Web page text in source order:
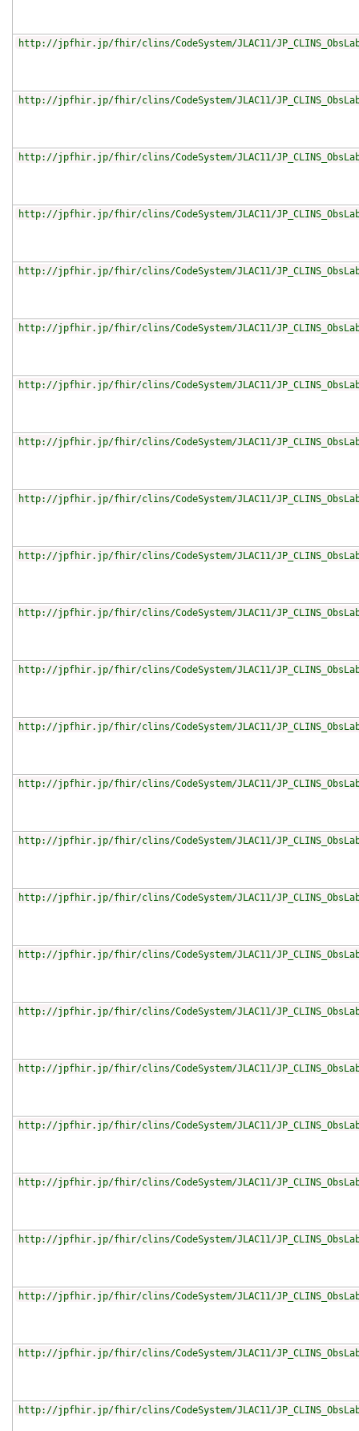
http://jpfhir.jp/fhir/clins/CodeSystem/JLAC11/
http://jpfhir.jp/fhir/clins/CodeSystem/JLAC11/
http://jpfhir.jp/fhir/clins/CodeSystem/JLAC11/
http://jpfhir.jp/fhir/clins/CodeSystem/JLAC11/
http://jpfhir.jp/fhir/clins/CodeSystem/JLAC11/
http://jpfhir.jp/fhir/clins/CodeSystem/JLAC11/
http://jpfhir.jp/fhir/clins/CodeSystem/JLAC11/
http://jpfhir.jp/fhir/clins/CodeSystem/JLAC11/
http://jpfhir.jp/fhir/clins/CodeSystem/JLAC11/
http://jpfhir.jp/fhir/clins/CodeSystem/JLAC11/
http://jpfhir.jp/fhir/clins/CodeSystem/JLAC11/
http://jpfhir.jp/fhir/clins/CodeSystem/JLAC11/
http://jpfhir.jp/fhir/clins/CodeSystem/JLAC11/
http://jpfhir.jp/fhir/clins/CodeSystem/JLAC11/
http://jpfhir.jp/fhir/clins/CodeSystem/JLAC11/
http://jpfhir.jp/fhir/clins/CodeSystem/JLAC11/
http://jpfhir.jp/fhir/clins/CodeSystem/JLAC11/
http://jpfhir.jp/fhir/clins/CodeSystem/JLAC11/
http://jpfhir.jp/fhir/clins/CodeSystem/JLAC11/
http://jpfhir.jp/fhir/clins/CodeSystem/JLAC11/
http://jpfhir.jp/fhir/clins/CodeSystem/JLAC11/
http://jpfhir.jp/fhir/clins/CodeSystem/JLAC11/
http://jpfhir.jp/fhir/clins/CodeSystem/JLAC11/
http://jpfhir.jp/fhir/clins/CodeSystem/JLAC11/
http://jpfhir.jp/fhir/clins/CodeSystem/JLAC11/